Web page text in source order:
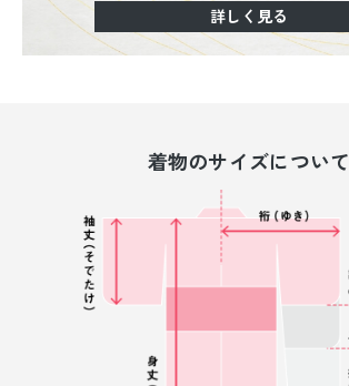
詳しく見る
着物のサイズについて